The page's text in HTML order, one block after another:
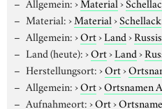
Material:›Material›Schellack
Allgemein:›Ort›Land›
Land (heute):›Ort›Land›
Herstellungsort:›Ort›
Allgemein:›Ort›Ortsnamen
Aufnahmeort:›Ort›